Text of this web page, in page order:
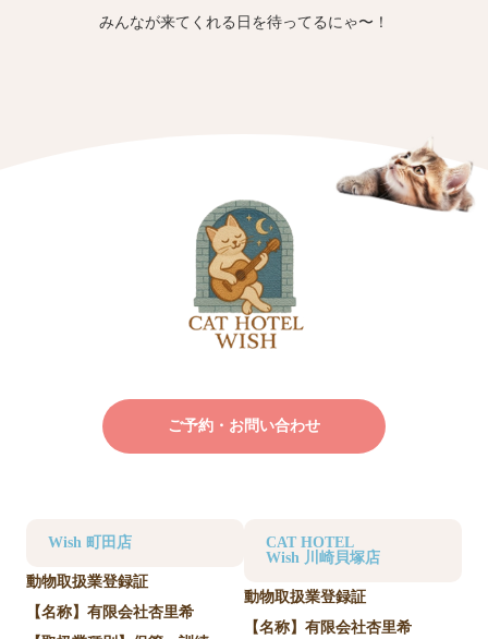
みんなが来てくれる日を待ってるにゃ〜！
ご予約・お問い合わせ
Wish 町田店
動物取扱業登録証
【名称】有限会社杏里希
CAT HOTEL
Wish 川崎貝塚店
動物取扱業登録証
【名称】有限会社杏里希